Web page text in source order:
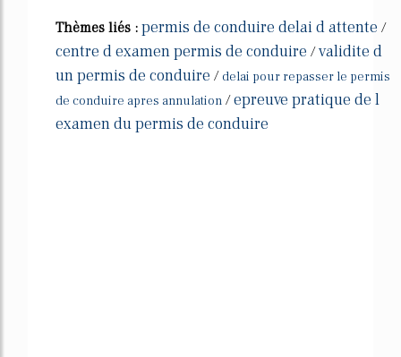
Thèmes liés : permis de conduire delai d attente /
centre d examen permis de conduire /validite d
un permis de conduire / delai pour repasser le permis
de conduire apres annulation /epreuve pratique de l
examen du permis de conduire